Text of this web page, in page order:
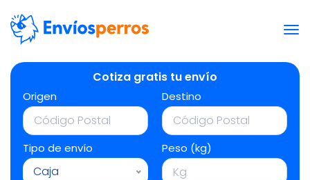
Cotiza gratis tu envío
Origen Destino
Tipo de envío
Caja
Peso (kg)